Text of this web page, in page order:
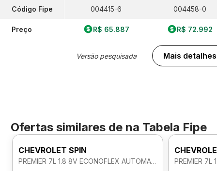
Código Fipe
Preço
004415-6
R$ 65.887
Versão pesquisada
004458-0
R$ 72.992
Mais detalhes
Ofertas similares de na Tabela Fipe
CHEVROLET SPIN
PREMIER 7L 1.8 8V ECONOFLEX AUTOMATICO